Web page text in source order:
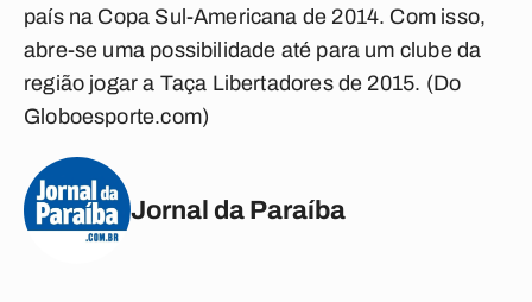
país na Copa Sul-Americana de 2014. Com isso,
abre-se uma possibilidade até para um clube da
região jogar a Taça Libertadores de 2015. (Do
Globoesporte.com)
Jornal da Paraíba